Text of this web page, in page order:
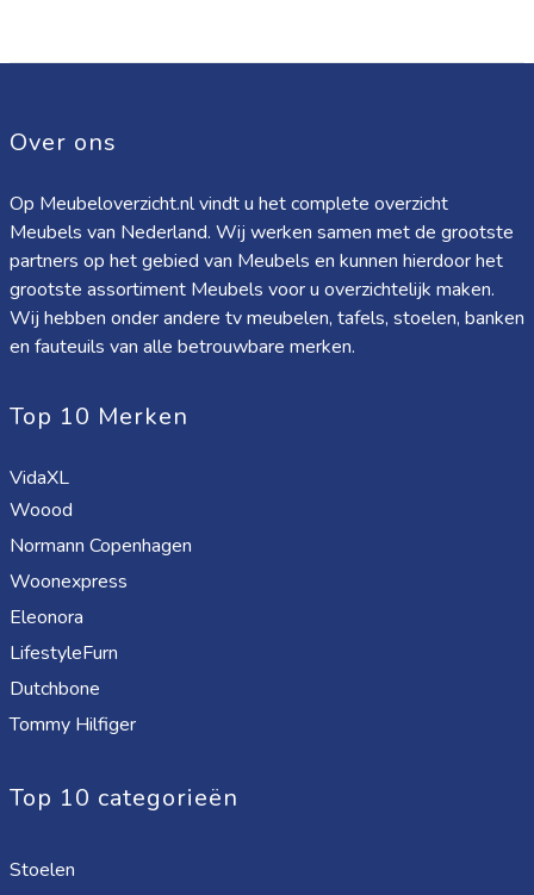
Over ons
Op Meubeloverzicht.nl vindt u het complete overzicht
Meubels van Nederland. Wij werken samen met de grootste
partners op het gebied van Meubels en kunnen hierdoor het
grootste assortiment Meubels voor u overzichtelijk maken.
Wij hebben onder andere tv meubelen, tafels, stoelen, banken
en fauteuils van alle betrouwbare merken.
Top 10 Merken
VidaXL
Woood
Normann Copenhagen
Woonexpress
Eleonora
LifestyleFurn
Dutchbone
Tommy Hilfiger
Top 10 categorieën
Stoelen